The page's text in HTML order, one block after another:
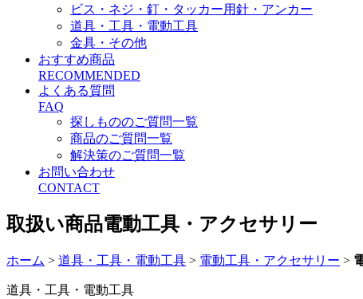
ビス・ネジ・釘・タッカー用針・アンカー
道具・工具・電動工具
金具・その他
おすすめ商品
RECOMMENDED
よくある質問
FAQ
探しもののご質問一覧
商品のご質問一覧
解決策のご質問一覧
お問い合わせ
CONTACT
取扱い商品電動工具・アクセサリー
ホーム > 道具・工具・電動工具 > 電動工具・アクセサリー >
道具・工具・電動工具